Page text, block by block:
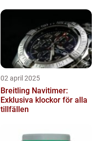
02 april 2025
Breitling Navitimer:
Exklusiva klockor för alla
tillfällen